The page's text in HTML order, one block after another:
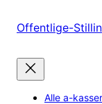
Offentlige-
Alle a-